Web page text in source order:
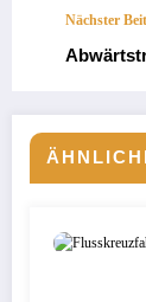
Nächster